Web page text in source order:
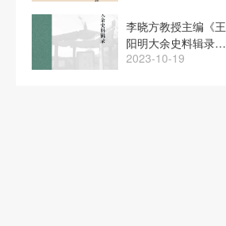
李晓方教授主编《王
阳明大余史料辑录》
正式出版
2023-10-19